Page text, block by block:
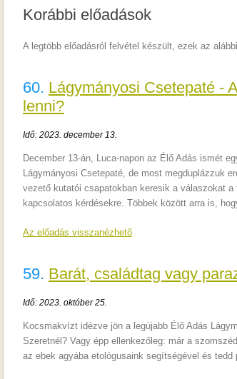
Korábbi előadások
A legtöbb előadásról felvétel készült, ezek az
60. Lágymányosi Csetepaté -
lenni?
Idő: 2023. december 13.
December 13-án, Luca-napon az Élő Adás ismét
Lágymányosi Csetepaté, de most megduplázzuk
vezető kutatói csapatokban keresik a válaszokat
kapcsolatos kérdésekre. Többek között arra is,
Az előadás visszanézhető
59. Barát, családtag vagy
Idő: 2023. október 25.
Kocsmakvízt idézve jön a legújabb Élő Adás
Szeretnél? Vagy épp ellenkezőleg: már a
az ebek agyába etológusaink segítségével és tedd